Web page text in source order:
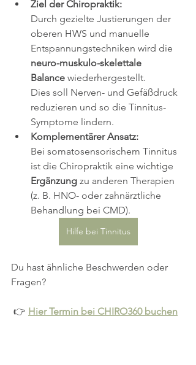
Ziel der Chiropraktik:
Durch gezielte Justierungen der
oberen HWS und manuelle
Entspannungstechniken wird die
neuro-muskulo-skelettale
Balance wiederhergestellt.
Dies soll Nerven- und Gefäßdruck
reduzieren und so die Tinnitus-
Symptome lindern.
Komplementärer Ansatz:
Bei somatosensorischem Tinnitus
ist die Chiropraktik eine wichtige
Ergänzung zu anderen Therapien
(z. B. HNO- oder zahnärztliche
Behandlung bei CMD).
Hilfe bei Tinnitus
Du hast ähnliche Beschwerden oder
Fragen?
👉 Hier Termin bei CHIRO360 buchen